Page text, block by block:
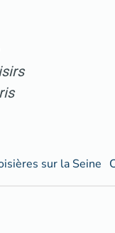
sur la Seine